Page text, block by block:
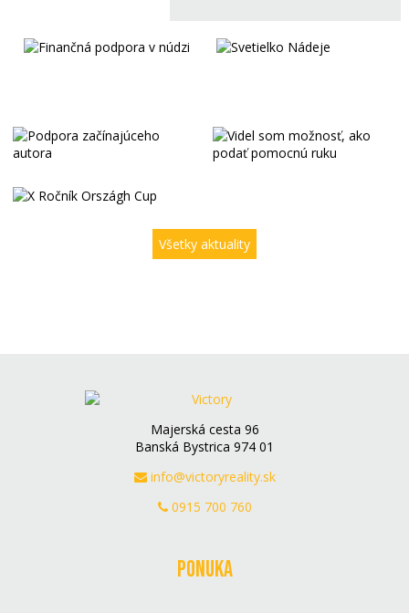
Všetky aktuality
Majerská cesta 96
Banská Bystrica 974 01
info@victoryreality.sk
0915 700 760
Ponuka